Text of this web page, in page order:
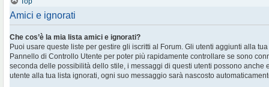
Amici e ignorati
Che cos’è la mia lista amici e ignorati?
Puoi usare queste liste per gestire gli iscritti al Forum. Gli utenti aggiunti alla
Pannello di Controllo Utente per poter più rapidamente controllare se sono
seconda delle possibilità dello stile, i messaggi di questi utenti possono anche
utente alla tua lista ignorati, ogni suo messaggio sarà nascosto